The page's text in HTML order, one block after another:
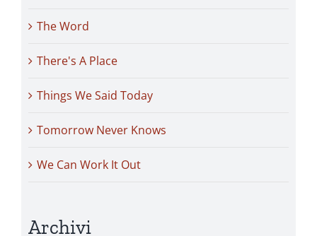
The Word
There's A Place
Things We Said Today
Tomorrow Never Knows
We Can Work It Out
Archivi